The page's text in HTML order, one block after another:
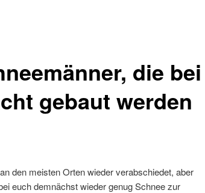
die bei
gebaut werden
den meisten Orten wieder verabschiedet, aber
euch demnächst wieder genug Schnee zur